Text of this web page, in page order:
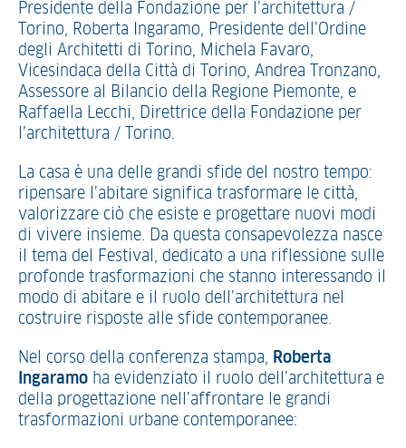
Presidente della Fondazione per l’architettura /
Torino, Roberta Ingaramo, Presidente dell’Ordine
degli Architetti di Torino, Michela Favaro,
Vicesindaca della Città di Torino, Andrea Tronzano,
Assessore al Bilancio della Regione Piemonte, e
Raffaella Lecchi, Direttrice della Fondazione per
l’architettura / Torino.
La casa è una delle grandi sfide del nostro tempo:
ripensare l’abitare significa trasformare le città,
valorizzare ciò che esiste e progettare nuovi modi
di vivere insieme. Da questa consapevolezza nasce
il tema del Festival, dedicato a una riflessione sulle
profonde trasformazioni che stanno interessando il
modo di abitare e il ruolo dell’architettura nel
costruire risposte alle sfide contemporanee.
Nel corso della conferenza stampa, Roberta
Ingaramo ha evidenziato il ruolo dell’architettura e
della progettazione nell’affrontare le grandi
trasformazioni urbane contemporanee: